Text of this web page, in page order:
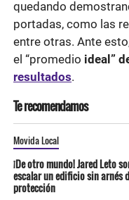
quedando
portadas, como las
entre otras. Ante
el “promedio ideal”
resultados.
Te recomendamos
Movida Local
¡De otro mundo! Jared Leto
escalar un edificio sin arnés
protección